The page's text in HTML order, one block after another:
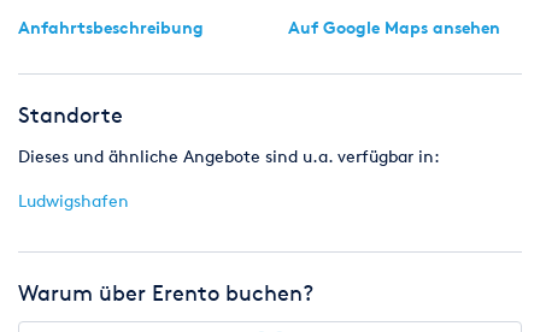
Anfahrtsbeschreibung Auf Google Maps ansehen
Standorte
Dieses und ähnliche Angebote sind u.a. verfügbar in:
Ludwigshafen
Warum über Erento buchen?